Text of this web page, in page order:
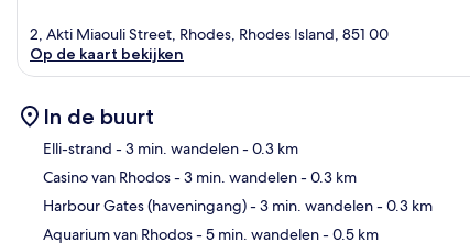
2, Akti Miaouli Street, Rhodes, Rhodes Island, 851 00
Op de kaart bekijken
In de buurt
Elli-strand - 3 min. wandelen- 0.3 km
Casino van Rhodos- 3 min. wandelen- 0.3 km
Harbour Gates (haveningang)- 3 min. wandelen- 0.3 km
Aquarium van Rhodos- 5 min. wandelen- 0.5 km